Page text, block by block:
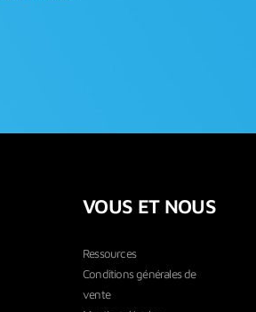
VOUS ET NOUS
Ressources
Conditions générales de
vente